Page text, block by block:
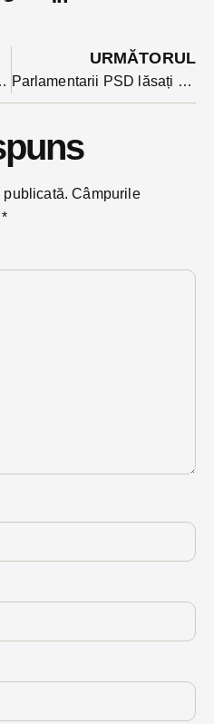
PNL
URMĂTORUL
Parlamentarii PSD lăsați astăzi singuri în Parlament să-și citească moțiunea. Ce fac bistrițenii din Parlament
publicată. Câmpurile
*